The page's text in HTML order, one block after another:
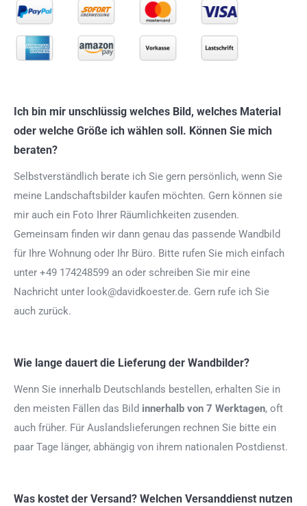
Ich bin mir unschlüssig welches Bild, welches Material
oder welche Größe ich wählen soll. Können Sie mich
beraten?
Selbstverständlich berate ich Sie gern persönlich, wenn Sie
meine Landschaftsbilder kaufen möchten. Gern können sie
mir auch ein Foto Ihrer Räumlichkeiten zusenden.
Gemeinsam finden wir dann genau das passende Wandbild
für Ihre Wohnung oder Ihr Büro. Bitte rufen Sie mich einfach
unter +49 174248599 an oder schreiben Sie mir eine
Nachricht unter look@davidkoester.de. Gern rufe ich Sie
auch zurück.
Wie lange dauert die Lieferung der Wandbilder?
Wenn Sie innerhalb Deutschlands bestellen, erhalten Sie in
den meisten Fällen das Bild innerhalb von 7 Werktagen, oft
auch früher. Für Auslandslieferungen rechnen Sie bitte ein
paar Tage länger, abhängig von ihrem nationalen Postdienst.
Was kostet der Versand? Welchen Versanddienst nutzen